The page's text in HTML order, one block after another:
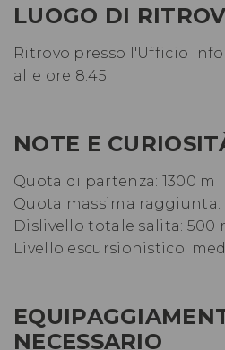
LUOGO DI
Ritrovo presso l'Ufficio
alle ore 8:45
NOTE E
Quota di partenza: 1300 m
Quota massima raggiunta:
Dislivello totale salita: 500
Livello escursionistico:
NECESSARIO